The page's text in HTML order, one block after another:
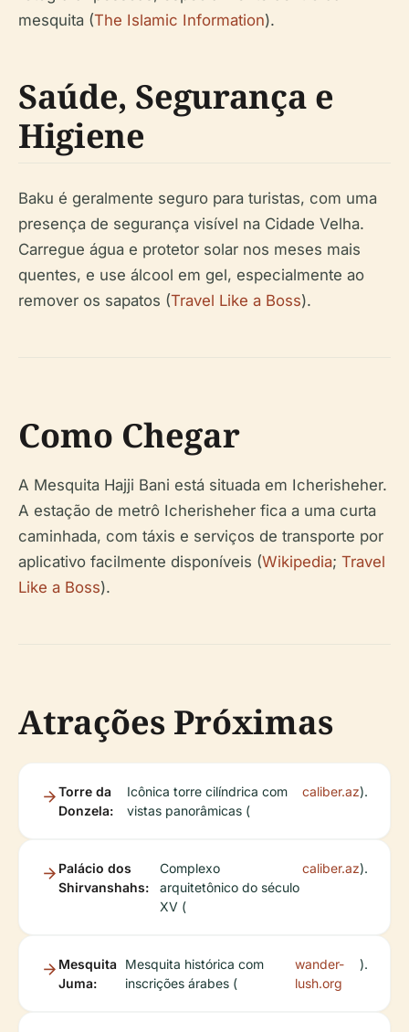
mesquita (The Islamic Information).
Saúde, Segurança e
Higiene
Baku é geralmente seguro para turistas, com uma
presença de segurança visível na Cidade Velha.
Carregue água e protetor solar nos meses mais
quentes, e use álcool em gel, especialmente ao
remover os sapatos (Travel Like a Boss).
Como Chegar
A Mesquita Hajji Bani está situada em Icherisheher.
A estação de metrô Icherisheher fica a uma curta
caminhada, com táxis e serviços de transporte por
aplicativo facilmente disponíveis (Wikipedia; Travel
Like a Boss).
Atrações Próximas
Torre da
Donzela:
Icônica torre cilíndrica com
vistas panorâmicas (
caliber.az).
Palácio dos
Shirvanshahs:
Complexo
arquitetônico do século
XV (
caliber.az).
Mesquita
Juma:
Mesquita histórica com
inscrições árabes (
wander-
lush.org
).